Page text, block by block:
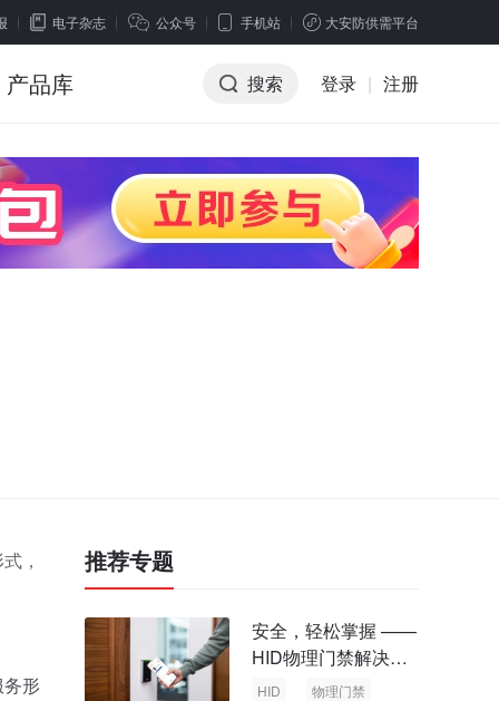
电子杂志 公众号 手机站 大安防供需平台
产品库 搜索 登录 | 注册
，
形
推荐专题
安全，轻松掌握 ——
HID物理门禁解决方
案，启动智慧安全新
HID 物理门禁